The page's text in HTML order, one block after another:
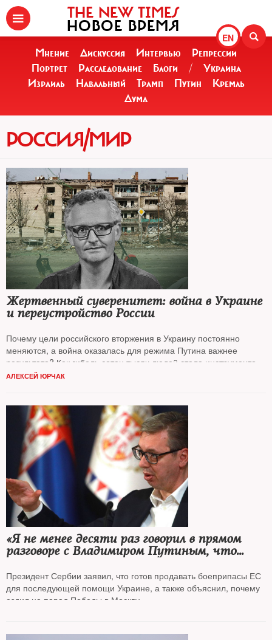
EN
THE NEW TIMES
НОВОЕ ВРЕМЯ
Мнение Дискуссия Интервью
Репрессии
Портрет
Расследование Блоги /
Украина
Израиль
Навальный Трамп Путин
Кремль
Дума
РОССИЯ/МИР
Жертвенный суверенитет: война в Украине
и переустройство России
Почему цели российского вторжения в Украину постоянно
меняются, а война оказалась для режима Путина важнее
результата? Как гибель сотен тысяч людей стала инструментом
переустройства российского общества?
АЛЕКСЕЙ ЮРЧАК
«Я не менее десяти раз говорил в прямом
разговоре с Владимиром Путиным, что
Президент Сербии заявил, что готов продавать боеприпасы ЕС
для последующей помощи Украине, а также объяснил, почему
ездил на парад Победы в Москву